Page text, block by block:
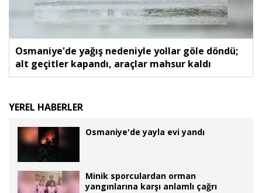
Osmaniye'de yağış nedeniyle yollar göle döndü;
alt geçitler kapandı, araçlar mahsur kaldı
YEREL HABERLER
Osmaniye'de yayla evi yandı
Minik sporculardan orman
yangınlarına karşı anlamlı çağrı